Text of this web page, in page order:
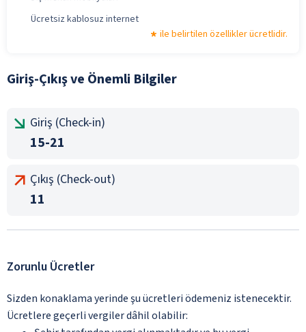
Ücretsiz kablosuz internet
ile belirtilen özellikler ücretlidir.
Giriş-Çıkış ve Önemli Bilgiler
Giriş (Check-in)
15-21
Çıkış (Check-out)
11
Zorunlu Ücretler
Sizden konaklama yerinde şu ücretleri ödemeniz istenecektir.
Ücretlere geçerli vergiler dâhil olabilir: